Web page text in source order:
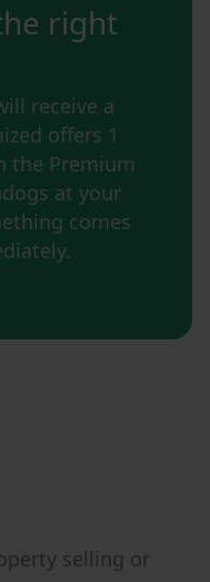
right
receive a
offers 1
the Premium
at your
comes
selling or